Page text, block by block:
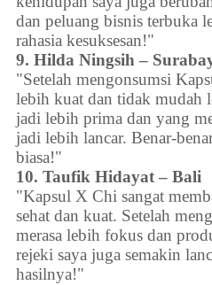
dan peluang bisnis terbuka
rahasia kesuksesan!"
9. Hilda Ningsih –
"Setelah mengonsumsi
lebih kuat dan tidak mudah
jadi lebih prima dan yang
jadi lebih lancar. Benar-
biasa!"
10. Taufik Hidayat – Bali
"Kapsul X Chi sangat
sehat dan kuat. Setelah
merasa lebih fokus dan
rejeki saya juga semakin
hasilnya!"